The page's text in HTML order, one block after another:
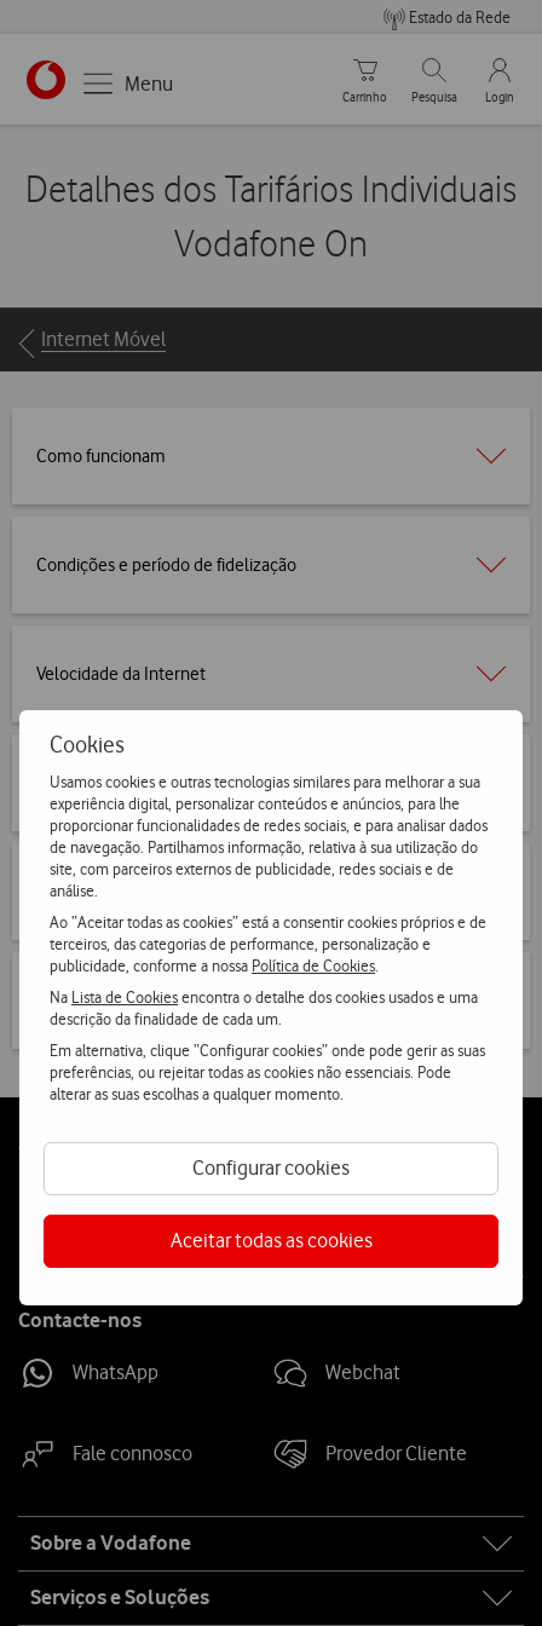
Cookies
Usamos cookies e outras tecnologias similares para melhorar a sua
experiência digital, personalizar conteúdos e anúncios, para lhe
proporcionar funcionalidades de redes sociais, e para analisar dados
de navegação. Partilhamos informação, relativa à sua utilização do
site, com parceiros externos de publicidade, redes sociais e de
análise.
Ao “Aceitar todas as cookies” está a consentir cookies próprios e de
terceiros, das categorias de performance, personalização e
publicidade, conforme a nossa Política de Cookies
Na Lista de Cookiesencontra o detalhe dos cookies usados e uma
descrição da finalidade de cada um.
Em alternativa, clique “Configurar cookies” onde pode gerir as suas
preferências, ou rejeitar todas as cookies não essenciais. Pode
alterar as suas escolhas a qualquer momento.
Configurar cookies
Aceitar todas as cookies
Estado da Rede
Menu
Carrinho de compras
Carrinho
Pesquisar
Pesquisa
My
Login
Detalhes dos Tarifários Individuais
Vodafone On
Breadcrumbs
Internet Móvel
Como funcionam
Condições e período de fidelização
Velocidade da Internet
Usar a internet móvel em roaming
Controlo de Utilização
Condições do Serviço
Follow
Siga-nos
Contacte-nos
WhatsApp Webchat
Fale connosco Provedor Cliente
map
Sobre a Vodafone
Serviços e Soluções